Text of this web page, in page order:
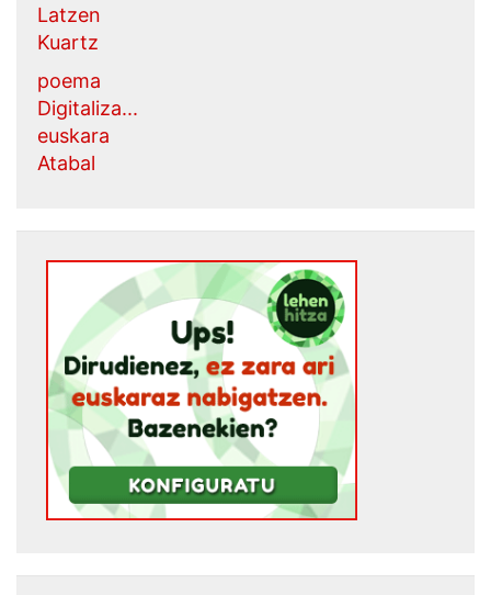
Latzen
Kuartz
poema
Digitaliza...
euskara
Atabal